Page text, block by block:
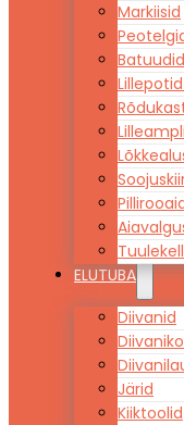
Markiisid
Batuudid
ELUTUBA
Diivanid
Järid
Kiiktoolid